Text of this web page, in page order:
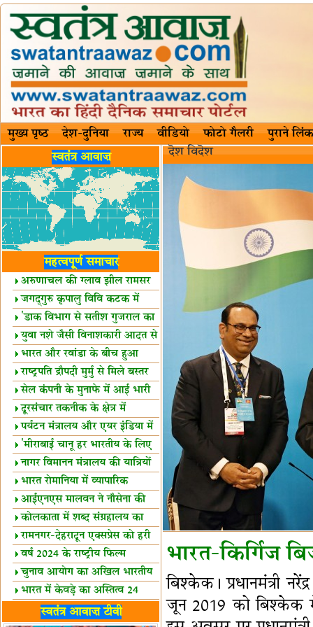
मुख्य पृष्ठ देश-दुनिया राज्य वीडियो फोटो गैलरी पुराने लिंक
स्वतंत्र आवाज़
महत्वपूर्ण समाचार
अरुणाचल की ग्लाव झील रामसर
स्थल घोषित
जगद्गुरु कृपालु विवि कटक में
शैक्षिक सत्र शुरू
'डाक विभाग से सतीश गुजराल का
रिश्ता गहरा'
युवा नशे जैसी विनाशकारी आदत से
दूर रहें-मोदी
भारत और रवांडा के बीच हुआ
व्यापार विस्तार
राष्ट्रपति द्रौपदी मुर्मु से मिले बस्तर
के प्रतिनिधि
सेल कंपनी के मुनाफे में आई भारी
उछाल!
दूरसंचार तकनीक के क्षेत्र में
उत्कृष्टता पुरस्कार
पर्यटन मंत्रालय और एयर इंडिया में
समझौता
'मीराबाई चानू हर भारतीय के लिए
प्रेरणा'
नागर विमानन मंत्रालय की यात्रियों
को सलाह
भारत रोमानिया में व्यापारिक
साझेदारियां
आईएनएस मालवन ने नौसेना की
ताकत बढ़ाई
कोलकाता में शब्द संग्रहालय का
उद्घाटन
रामनगर-देहरादून एक्सप्रेस को हरी
झंडीवर्ष 2024 के राष्ट्रीय फिल्म
पुरस्कारों की घोषणा
चुनाव आयोग का अखिल भारतीय
मीडिया सम्मेलन
भारत में केवड़े का अस्तित्‍व 24
लाख वर्ष!
लखनऊ में 'एक राष्ट्र एक चुनाव'
स्वतंत्र आवाज़ टीवी
दॆश‍ विदॆश‌
भारत-किर्गिज
बिश्केक। प्रधानमंत्री
जून 2019 को बिश्केक